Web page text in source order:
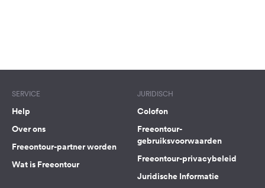
SERVICE
Help
Over ons
Freeontour-partner worden
Wat is Freeontour
JURIDISCH
Colofon
Freeontour-
gebruiksvoorwaarden
Freeontour-privacybeleid
Juridische Informatie